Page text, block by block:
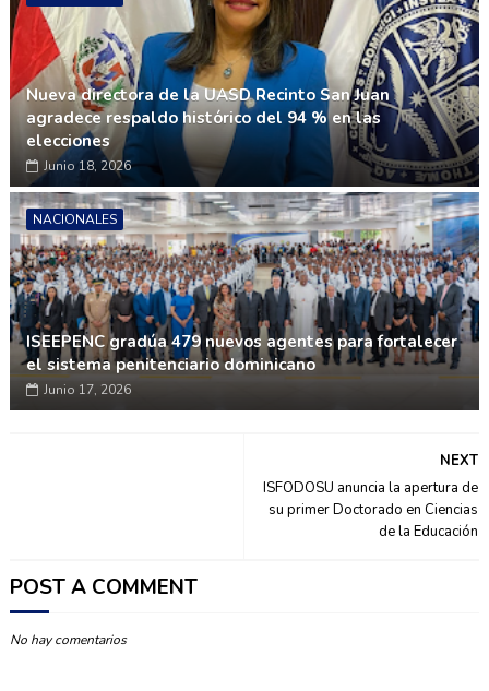
Nueva directora de la UASD Recinto San Juan
agradece respaldo histórico del 94 % en las
elecciones
Junio 18, 2026
NACIONALES
ISEEPENC gradúa 479 nuevos agentes para fortalecer
el sistema penitenciario dominicano
Junio 17, 2026
NEXT
ISFODOSU anuncia la apertura de
su primer Doctorado en Ciencias
de la Educación
POST A COMMENT
No hay comentarios